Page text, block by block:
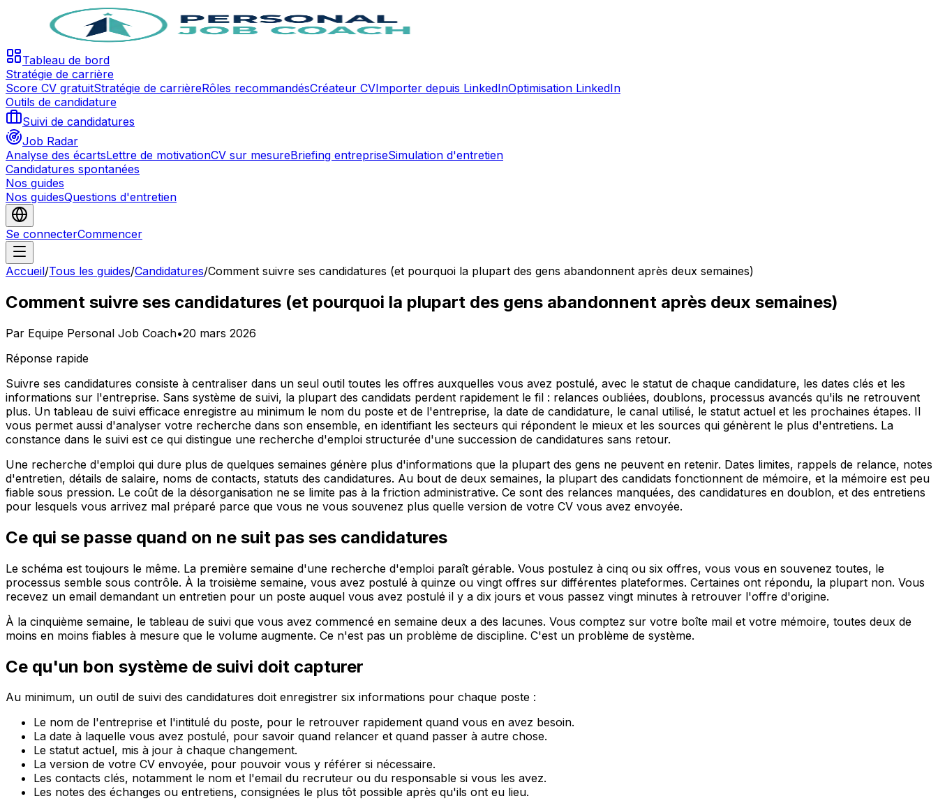
Tableau de bord
Stratégie de carrière
Score CV gratuitStratégie de carrièreRôles recommandésCréateur CVImporter depuis LinkedInOptimisation LinkedIn
Outils de candidature
Suivi de candidatures
Job Radar
Analyse des écartsLettre de motivationCV sur mesureBriefing entrepriseSimulation d'entretien
Candidatures spontanées
Nos guides
Nos guidesQuestions d'entretien
Se connecterCommencer
Accueil/Tous les guides/Candidatures/Comment suivre ses candidatures (et pourquoi la plupart des gens abandonnent après deux semaines)
Comment suivre ses candidatures (et pourquoi la plupart des gens abandonnent après deux semaines)
Par Equipe Personal Job Coach•20 mars 2026
Réponse rapide
Suivre ses candidatures consiste à centraliser dans un seul outil toutes les offres auxquelles vous avez postulé, avec le statut de chaque candidature, les dates clés et les
informations sur l'entreprise. Sans système de suivi, la plupart des candidats perdent rapidement le fil : relances oubliées, doublons, processus avancés qu'ils ne retrouvent
plus. Un tableau de suivi efficace enregistre au minimum le nom du poste et de l'entreprise, la date de candidature, le canal utilisé, le statut actuel et les prochaines étapes. Il
vous permet aussi d'analyser votre recherche dans son ensemble, en identifiant les secteurs qui répondent le mieux et les sources qui génèrent le plus d'entretiens. La
constance dans le suivi est ce qui distingue une recherche d'emploi structurée d'une succession de candidatures sans retour.
Une recherche d'emploi qui dure plus de quelques semaines génère plus d'informations que la plupart des gens ne peuvent en retenir. Dates limites, rappels de relance, notes
d'entretien, détails de salaire, noms de contacts, statuts des candidatures. Au bout de deux semaines, la plupart des candidats fonctionnent de mémoire, et la mémoire est peu
fiable sous pression. Le coût de la désorganisation ne se limite pas à la friction administrative. Ce sont des relances manquées, des candidatures en doublon, et des entretiens
pour lesquels vous arrivez mal préparé parce que vous ne vous souvenez plus quelle version de votre CV vous avez envoyée.
Ce qui se passe quand on ne suit pas ses candidatures
Le schéma est toujours le même. La première semaine d'une recherche d'emploi paraît gérable. Vous postulez à cinq ou six offres, vous vous en souvenez toutes, le
processus semble sous contrôle. À la troisième semaine, vous avez postulé à quinze ou vingt offres sur différentes plateformes. Certaines ont répondu, la plupart non. Vous
recevez un email demandant un entretien pour un poste auquel vous avez postulé il y a dix jours et vous passez vingt minutes à retrouver l'offre d'origine.
À la cinquième semaine, le tableau de suivi que vous avez commencé en semaine deux a des lacunes. Vous comptez sur votre boîte mail et votre mémoire, toutes deux de
moins en moins fiables à mesure que le volume augmente. Ce n'est pas un problème de discipline. C'est un problème de système.
Ce qu'un bon système de suivi doit capturer
Au minimum, un outil de suivi des candidatures doit enregistrer six informations pour chaque poste :
Le nom de l'entreprise et l'intitulé du poste, pour le retrouver rapidement quand vous en avez besoin.
La date à laquelle vous avez postulé, pour savoir quand relancer et quand passer à autre chose.
Le statut actuel, mis à jour à chaque changement.
La version de votre CV envoyée, pour pouvoir vous y référer si nécessaire.
Les contacts clés, notamment le nom et l'email du recruteur ou du responsable si vous les avez.
Les notes des échanges ou entretiens, consignées le plus tôt possible après qu'ils ont eu lieu.